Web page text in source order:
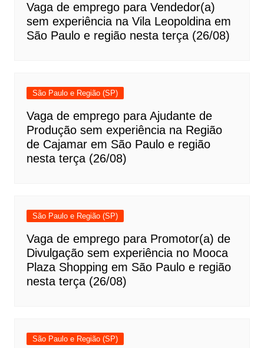
Vaga de emprego para Vendedor(a)
sem experiência na Vila Leopoldina em
São Paulo e região nesta terça (26/08)
São Paulo e Região (SP)
Vaga de emprego para Ajudante de
Produção sem experiência na Região
de Cajamar em São Paulo e região
nesta terça (26/08)
São Paulo e Região (SP)
Vaga de emprego para Promotor(a) de
Divulgação sem experiência no Mooca
Plaza Shopping em São Paulo e região
nesta terça (26/08)
São Paulo e Região (SP)